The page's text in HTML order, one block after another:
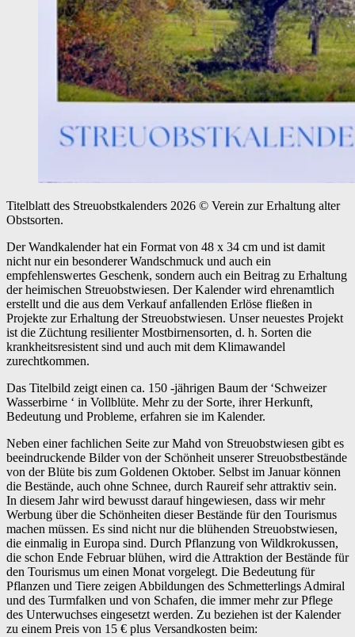
Titelblatt des Streuobstkalenders 2026 © Verein zur Erhaltung alter
Obstsorten.
Der Wandkalender hat ein Format von 48 x 34 cm und ist damit
nicht nur ein besonderer Wandschmuck und auch ein
empfehlenswertes Geschenk, sondern auch ein Beitrag zu Erhaltung
der heimischen Streuobstwiesen. Der Kalender wird ehrenamtlich
erstellt und die aus dem Verkauf anfallenden Erlöse fließen in
Projekte zur Erhaltung der Streuobstwiesen. Unser neuestes Projekt
ist die Züchtung resilienter Mostbirnensorten, d. h. Sorten die
krankheitsresistent sind und auch mit dem Klimawandel
zurechtkommen.
Das Titelbild zeigt einen ca. 150 -jährigen Baum der ‘Schweizer
Wasserbirne ‘ in Vollblüte. Mehr zu der Sorte, ihrer Herkunft,
Bedeutung und Probleme, erfahren sie im Kalender.
Neben einer fachlichen Seite zur Mahd von Streuobstwiesen gibt es
beeindruckende Bilder von der Schönheit unserer Streuobstbestände
von der Blüte bis zum Goldenen Oktober. Selbst im Januar können
die Bestände, auch ohne Schnee, durch Raureif sehr attraktiv sein.
In diesem Jahr wird bewusst darauf hingewiesen, dass wir mehr
Werbung über die Schönheiten dieser Bestände für den Tourismus
machen müssen. Es sind nicht nur die blühenden Streuobstwiesen,
die einmalig in Europa sind. Durch Pflanzung von Wildkrokussen,
die schon Ende Februar blühen, wird die Attraktion der Bestände für
den Tourismus um einen Monat vorgelegt. Die Bedeutung für
Pflanzen und Tiere zeigen Abbildungen des Schmetterlings Admiral
und des Turmfalken und von Schafen, die immer mehr zur Pflege
des Unterwuchses eingesetzt werden. Zu beziehen ist der Kalender
zu einem Preis von 15 € plus Versandkosten beim: